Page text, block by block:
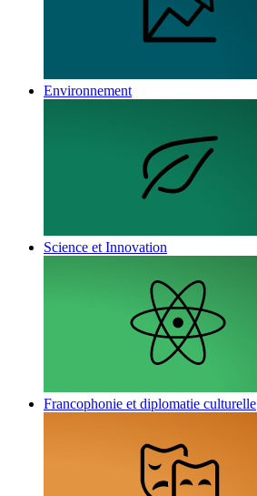
Environnement
Science et Innovation
Francophonie et diplomatie culturelle